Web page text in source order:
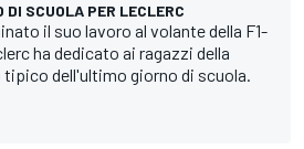
DI SCUOLA PER LECLERC
il suo lavoro al volante della F1-
ha dedicato ai ragazzi della
tipico dell'ultimo giorno di scuola.